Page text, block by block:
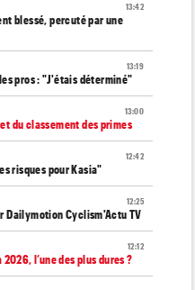
13:42
blessé, percuté par une
13:19
pros : "J'étais déterminé"
13:00
du classement des primes
12:42
risques pour Kasia"
12:25
Dailymotion Cyclism'Actu TV
12:12
l’une des plus dures ?